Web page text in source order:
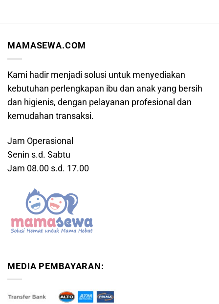
MAMASEWA.COM
Kami hadir menjadi solusi untuk menyediakan
kebutuhan perlengkapan ibu dan anak yang bersih
dan higienis, dengan pelayanan profesional dan
kemudahan transaksi.
Jam Operasional
Senin s.d. Sabtu
Jam 08.00 s.d. 17.00
MEDIA PEMBAYARAN: